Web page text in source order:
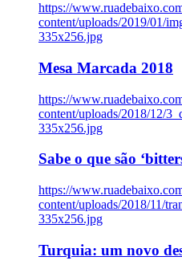
https://
content/uploads/2019/01/
335x256.jpg
Mesa Marcada 2018
https://
content/uploads/2018/12/
335x256.jpg
Sabe o que são
https://
content/uploads/2018/11/
335x256.jpg
Turquia: um novo